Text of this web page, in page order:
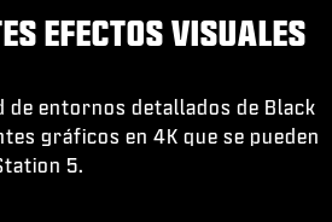
EFECTOS VISUALES
de entornos detallados de Black
gráficos en 4K que se pueden
5.